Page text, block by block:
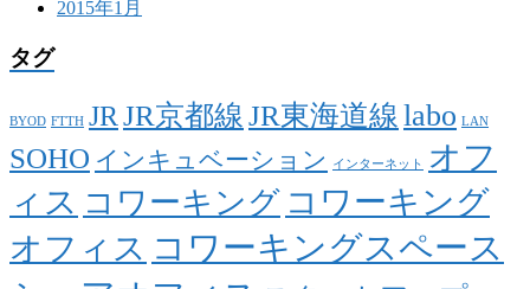
2015年1月
タグ
BYOD FTTH JR JR京都線 JR東海道線 labo LAN
SOHO インキュベーション インターネット
オフ
ィス コワーキング コワーキング
オフィス コワーキングスペース